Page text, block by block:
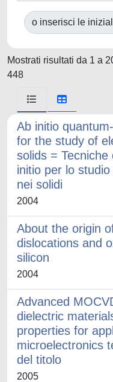
o inserisci le
Mostrati risultati da 1 a
448
Ab initio
for the study of
solids =
initio per lo
nei solidi
2004
About the origin
dislocations and
silicon
2004
Advanced
dielectric
properties for
microelectronics
del titolo
2005